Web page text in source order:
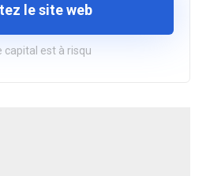
le site web
capital est à risqu